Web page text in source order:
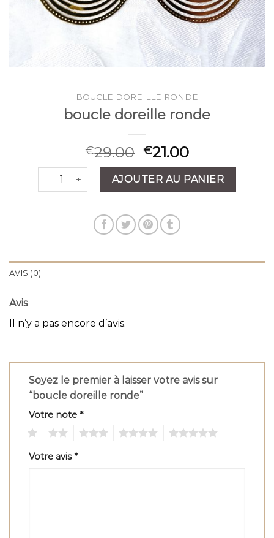
BOUCLE DOREILLE RONDE
boucle doreille ronde
€29.00 €21.00
quantité de boucle doreille ronde
AJOUTER AU PANIER
AVIS (0)
Avis
Il n’y a pas encore d’avis.
Soyez le premier à laisser votre avis sur
“boucle doreille ronde”
Votre note *
Votre avis*